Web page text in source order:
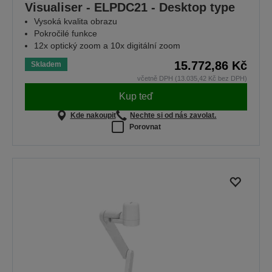
Visualiser - ELPDC21 - Desktop type
Vysoká kvalita obrazu
Pokročilé funkce
12x optický zoom a 10x digitální zoom
Skladem 15.772,86 Kč
včetně DPH (13.035,42 Kč bez DPH)
Kup teď
Kde nakoupit
Nechte si od nás zavolat.
Porovnat